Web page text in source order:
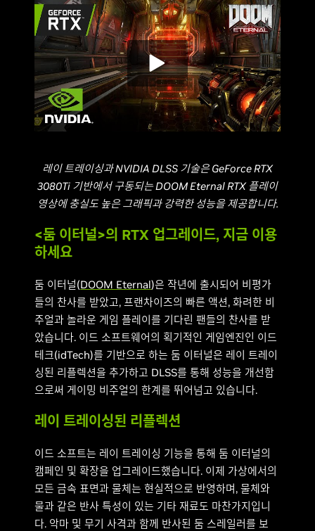
레이 트레이싱과 NVIDIA DLSS 기술은 GeForce RTX
3080Ti 기반에서 구동되는 DOOM Eternal RTX 플레이
영상에 충실도 높은 그래픽과 강력한 성능을 제공합니다.
<둠 이터널>의 RTX 업그레이드, 지금 이용
하세요
둠 이터널(DOOM Eternal)은 작년에 출시되어 비평가
들의 찬사를 받았고, 프랜차이즈의 빠른 액션, 화려한 비
주얼과 놀라운 게임 플레이를 기다린 팬들의 찬사를 받
았습니다. 이드 소프트웨어의 획기적인 게임엔진인 이드
테크(idTech)를 기반으로 하는 둠 이터널은 레이 트레이
싱된 리플렉션을 추가하고 DLSS를 통해 성능을 개선함
으로써 게이밍 비주얼의 한계를 뛰어넘고 있습니다.
레이 트레이싱된 리플렉션
이드 소프트는 레이 트레이싱 기능을 통해 둠 이터널의
캠페인 및 확장을 업그레이드했습니다. 이제 가상에서의
모든 금속 표면과 물체는 현실적으로 반영하며, 물체와
물과 같은 반사 특성이 있는 기타 재료도 마찬가지입니
다. 악마 및 무기 사격과 함께 반사된 둠 스레일러를 보